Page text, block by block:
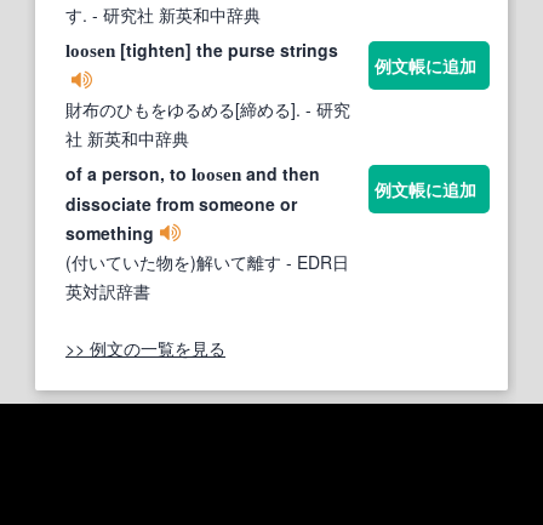
す. - 研究社 新英和中辞典
loosen [tighten] the purse strings
財布のひもをゆるめる[締める]. - 研究
社 新英和中辞典
例文帳に追加
of a person, to loosen and then
dissociate from someone or
something
(付いていた物を)解いて離す - EDR日
英対訳辞書
例文帳に追加
>> 例文の一覧を見る